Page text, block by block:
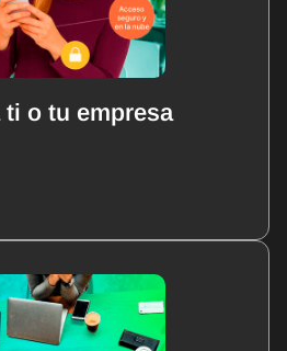
o tu empresa